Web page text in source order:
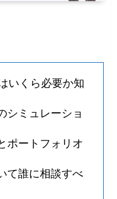
いくら必要か知
シミュレーショ
ポートフォリオ
て誰に相談すべ